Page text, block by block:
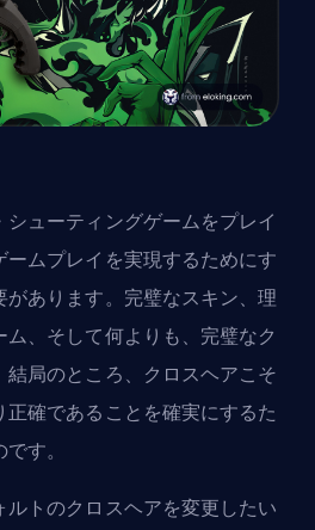
ューティングゲームをプレイ
ムプレイを実現するためにす
あります。完璧なスキン、理
、そして何よりも、完璧なク
結局のところ、クロスヘアこそ
確であることを確実にするた
す。
ルトのクロスヘアを変更したい